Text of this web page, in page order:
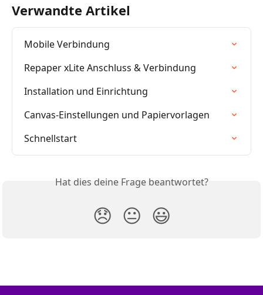
Verwandte Artikel
Mobile Verbindung
Repaper xLite Anschluss & Verbindung
Installation und Einrichtung
Canvas-Einstellungen und Papiervorlagen
Schnellstart
Hat dies deine Frage beantwortet?
😞 😐 😃